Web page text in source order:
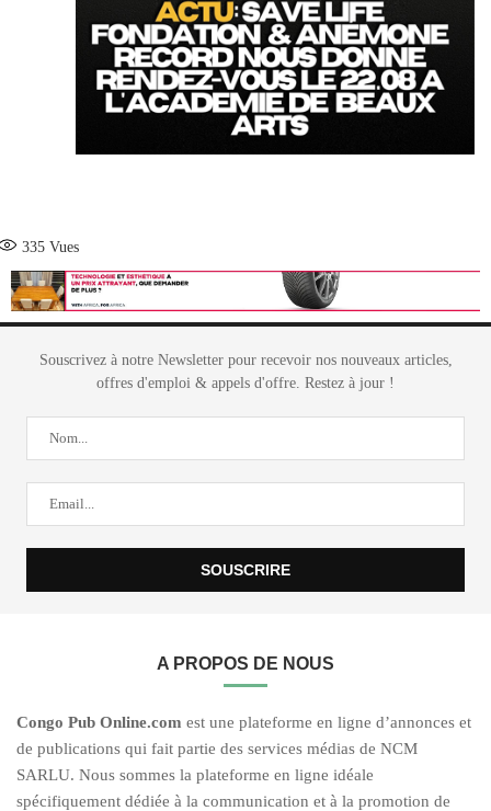
335 Vues
Souscrivez à notre Newsletter pour recevoir nos nouveaux articles,
offres d'emploi & appels d'offre. Restez à jour !
A PROPOS DE NOUS
Congo Pub Online.com est une plateforme en ligne d’annonces et
de publications qui fait partie des services médias de NCM
SARLU. Nous sommes la plateforme en ligne idéale
spécifiquement dédiée à la communication et à la promotion de